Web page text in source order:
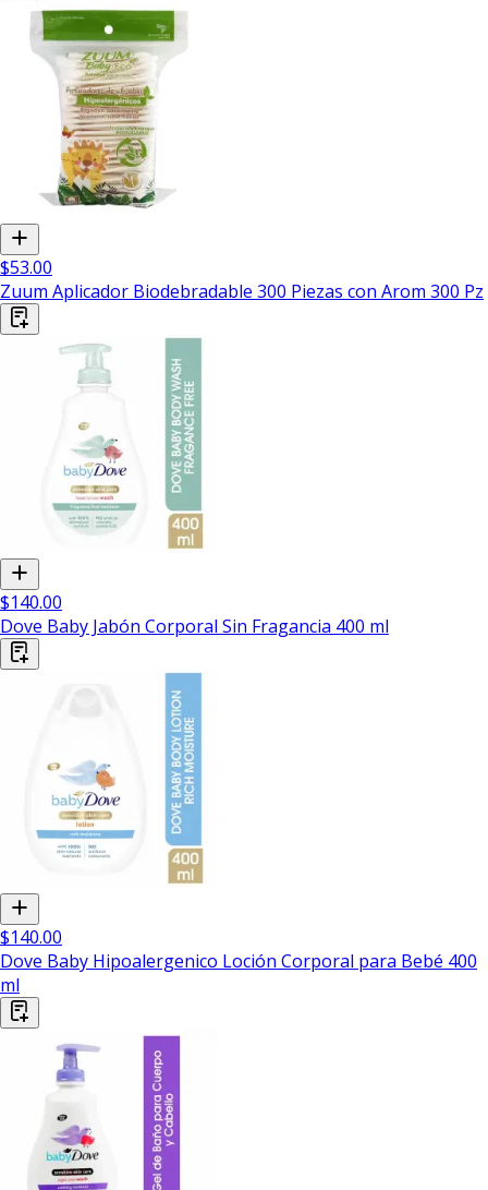
$53.00
Zuum Aplicador Biodebradable 300 Piezas con Arom 300 Pz
$140.00
Dove Baby Jabón Corporal Sin Fragancia 400 ml
$140.00
Dove Baby Hipoalergenico Loción Corporal para Bebé 400
ml